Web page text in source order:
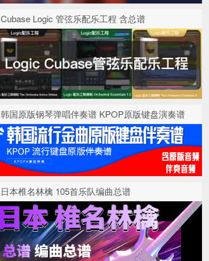
Cubase Logic 管弦乐配乐工程 含总谱
韩国原版钢琴弹唱伴奏谱 KPOP原版键盘演奏谱
日本椎名林檎 105首乐队编曲总谱